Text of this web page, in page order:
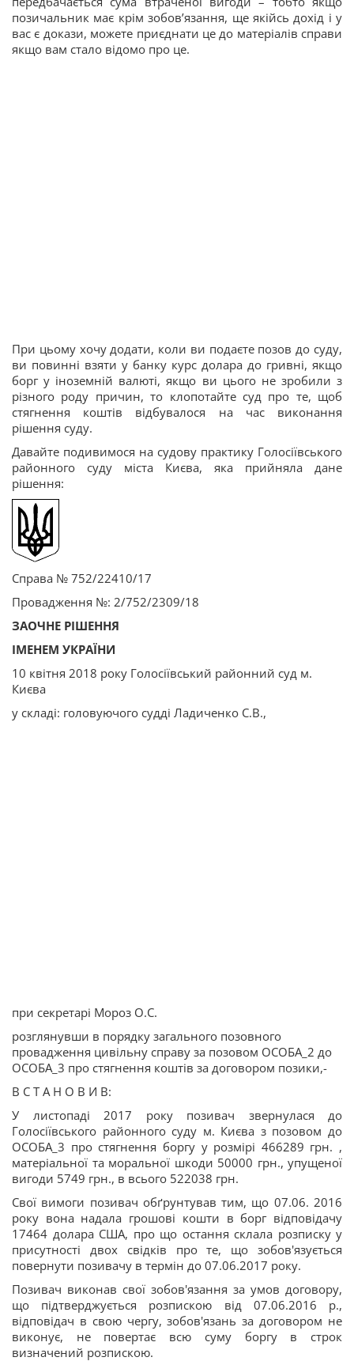
позичальник має крім зобов’язання, ще якійсь дохід і у
вас є докази, можете приєднати це до матеріалів справи
якщо вам стало відомо про це.
При цьому хочу додати, коли ви подаєте позов до суду,
ви повинні взяти у банку курс долара до гривні, якщо
борг у іноземній валюті, якщо ви цього не зробили з
різного роду причин, то клопотайте суд про те, щоб
стягнення коштів відбувалося на час виконання
рішення суду.
Давайте подивимося на судову практику Голосіївського
районного суду міста Києва, яка прийняла дане
рішення:
Справа № 752/22410/17
Провадження №: 2/752/2309/18
ЗАОЧНЕ РІШЕННЯ
ІМЕНЕМ УКРАЇНИ
10 квітня 2018 року Голосіївський районний суд м.
Києва
у складі: головуючого судді Ладиченко С.В.,
при секретарі Мороз О.С.
розглянувши в порядку загального позовного
провадження цивільну справу за позовом ОСОБА_2 до
ОСОБА_3 про стягнення коштів за договором позики,-
В С Т А Н О В И В:
У листопаді 2017 року позивач звернулася до
Голосіївського районного суду м. Києва з позовом до
ОСОБА_3 про стягнення боргу у розмірі 466289 грн. ,
матеріальної та моральної шкоди 50000 грн., упущеної
вигоди 5749 грн., в всього 522038 грн.
Свої вимоги позивач обґрунтував тим, що 07.06. 2016
року вона надала грошові кошти в борг відповідачу
17464 долара США, про що остання склала розписку у
присутності двох свідків про те, що зобов'язується
повернути позивачу в термін до 07.06.2017 року.
Позивач виконав свої зобов'язання за умов договору,
що підтверджується розпискою від 07.06.2016 р.,
відповідач в свою чергу, зобов'язань за договором не
виконує, не повертає всю суму боргу в строк
визначений розпискою.